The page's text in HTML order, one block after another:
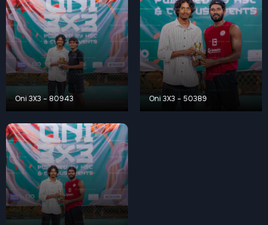
Oni 3X3 – 80943 Oni 3X3 – 50389